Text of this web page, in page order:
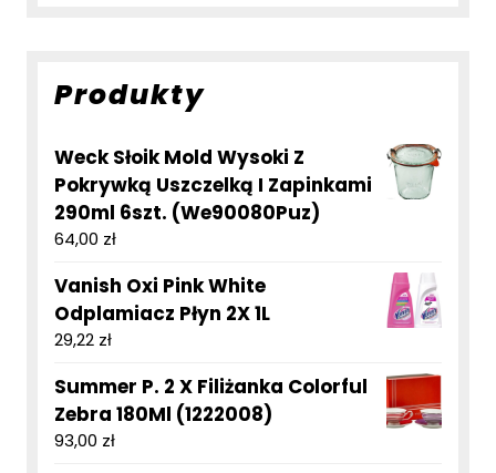
Produkty
Weck Słoik Mold Wysoki Z
Pokrywką Uszczelką I Zapinkami
290ml 6szt. (We90080Puz)
64,00 zł
Vanish Oxi Pink White
Odplamiacz Płyn 2X 1L
29,22 zł
Summer P. 2 X Filiżanka Colorful
Zebra 180Ml (1222008)
93,00 zł